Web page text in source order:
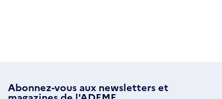
Abonnez-vous aux newsletterset